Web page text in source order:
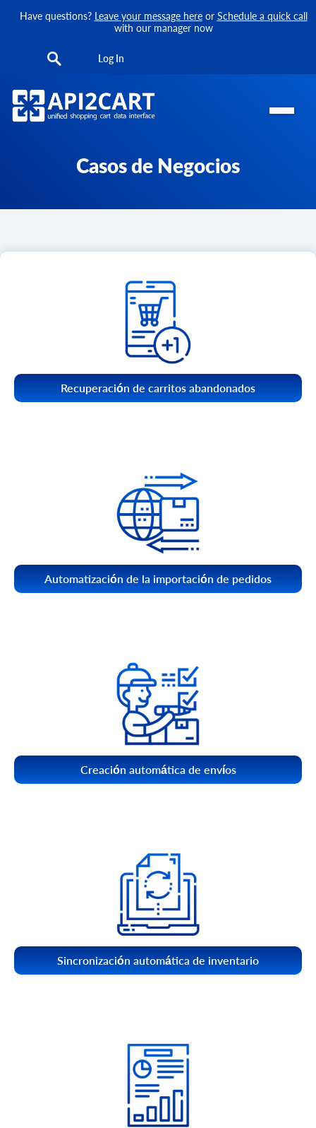
Have questions? Leave your message hereor Schedule a quick call
with our manager now
Log In
Casos de Negocios
Recuperación de carritos abandonados
Automatización de la importación de pedidos
Creación automática de envíos
Sincronización automática de inventario